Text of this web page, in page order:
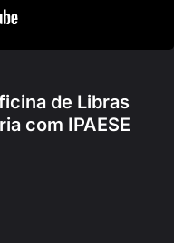
de Libras
com IPAESE